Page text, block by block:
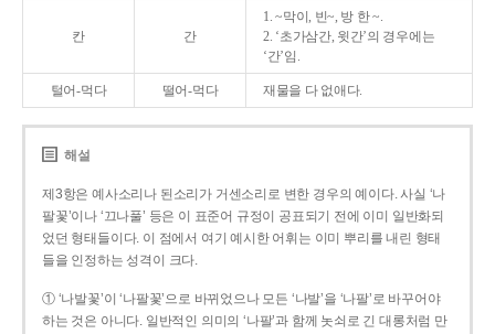
칸 간
1. ~막이, 빈~, 방 한 ~.
2. ‘초가삼간, 윗간’의 경우에는
‘간’임.
털어-먹다 떨어-먹다 재물을 다 없애다.
해설
제3항은 예사소리나 된소리가 거센소리로 변한 경우의 예이다. 사실 ‘나
팔꽃’이나 ‘끄나풀’ 등은 이 표준어 규정이 공표되기 전에 이미 일반화되
었던 형태들이다. 이 점에서 여기 예시한 어휘는 이미 뿌리를 내린 형태
들을 인정하는 성격이 크다.
① ‘나발꽃’이 ‘나팔꽃’으로 바뀌었으나 모든 ‘나발’을 ‘나팔’로 바꾸어야
하는 것은 아니다. 일반적인 의미의 ‘나팔’과 함께 놋쇠로 긴 대롱처럼 만